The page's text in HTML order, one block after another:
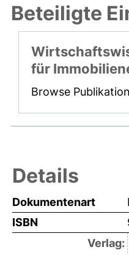
Beteiligte
für
Browse
Details
Dokumentenart
ISBN
Verlag: